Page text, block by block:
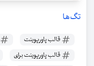
تگ‌ها
قالب پاورپوینت
قالب پاورپوینت برای